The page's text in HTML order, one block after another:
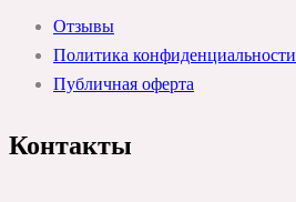
Отзывы
Политика конфиденциальности
Публичная оферта
Контакты